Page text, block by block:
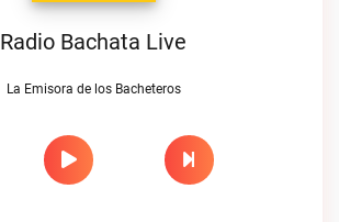
Radio Bachata Live
La Emisora de los Bacheteros